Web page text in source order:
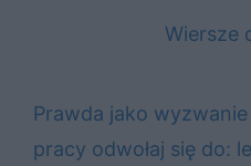
Wiersze
Prawda jako
pracy odwołaj się do: